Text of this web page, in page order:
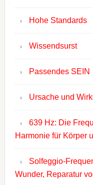
Hohe Standards
Wissendsurst
Passendes SEIN
Ursache und
639 Hz: Die
Harmonie für Körper
Solfeggio-
Wunder, Reparatur